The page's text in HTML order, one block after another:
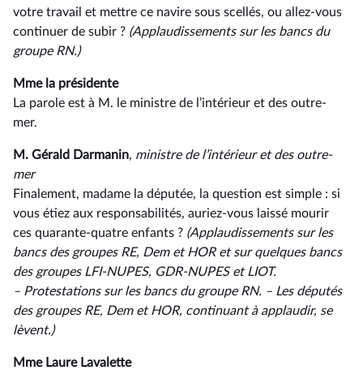
votre travail et mettre ce navire sous scellés, ou allez-vous
continuer de subir ? (Applaudissements sur les bancs du
groupe RN.)
Mme la présidente
La parole est à M. le ministre de l’intérieur et des outre-
mer.
M. Gérald Darmanin, ministre de l’intérieur et des outre-
mer
Finalement, madame la députée, la question est simple : si
vous étiez aux responsabilités, auriez-vous laissé mourir
ces quarante-quatre enfants ? (Applaudissements sur les
bancs des groupes RE, Dem et HOR et sur quelques bancs
des groupes LFI-NUPES, GDR-NUPES et LIOT.
–⁠ Protestations sur les bancs du groupe RN. –⁠ Les députés
des groupes RE, Dem et HOR, continuant à applaudir, se
lèvent.)
Mme Laure Lavalette